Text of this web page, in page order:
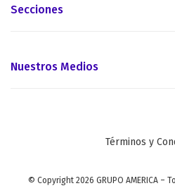
Secciones
Nuestros Medios
Términos y
© Copyright 2026 GRUPO AMERICA –